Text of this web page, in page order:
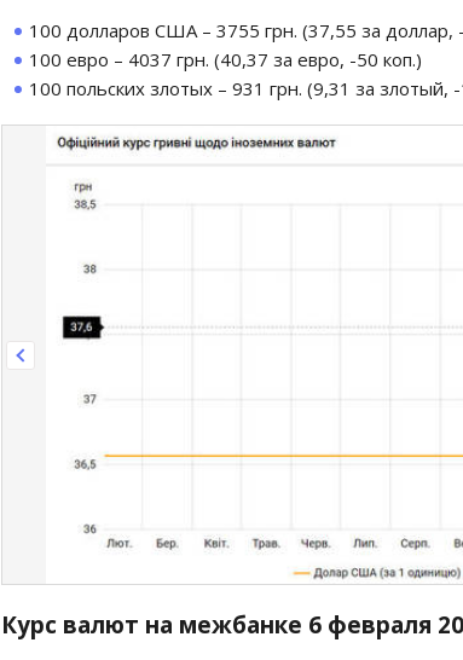
100 долларов США – 3755 грн. (37,55 за доллар,
100 евро – 4037 грн. (40,37 за евро, -50 коп.)
100 польских злотых – 931 грн. (9,31 за злотый,
Курс валют на межбанке 6 февраля